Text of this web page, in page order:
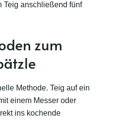
Teig anschließend fünf
zum
Methode. Teig auf ein
einem Messer oder
ins kochende